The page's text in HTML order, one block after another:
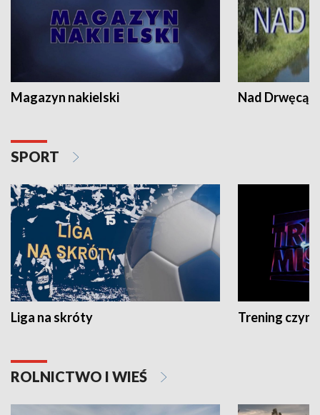
Magazyn nakielski Nad Drwęcą
SPORT
Liga na skróty Trening czyni
ROLNICTWO I WIEŚ